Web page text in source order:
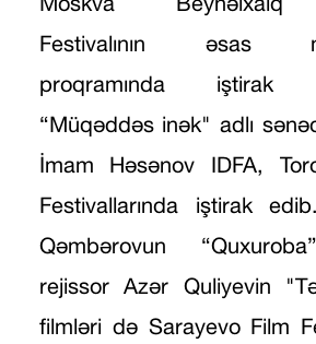
Festivalının əsas
proqramında iştirak
“Müqəddəs inək" adlı
İmam Həsənov IDFA,
Festivallarında iştirak
Qəmbərovun
rejissor Azər Quliyevin
filmləri də Sarayevo Film